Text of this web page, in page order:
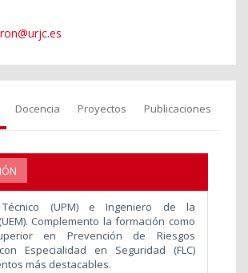
Docencia Proyectos Publicaciones
Técnico (UPM) e Ingeniero de la
Complemento la formación como
en Prevención de Riesgos
Especialidad en Seguridad (FLC)
más destacables.